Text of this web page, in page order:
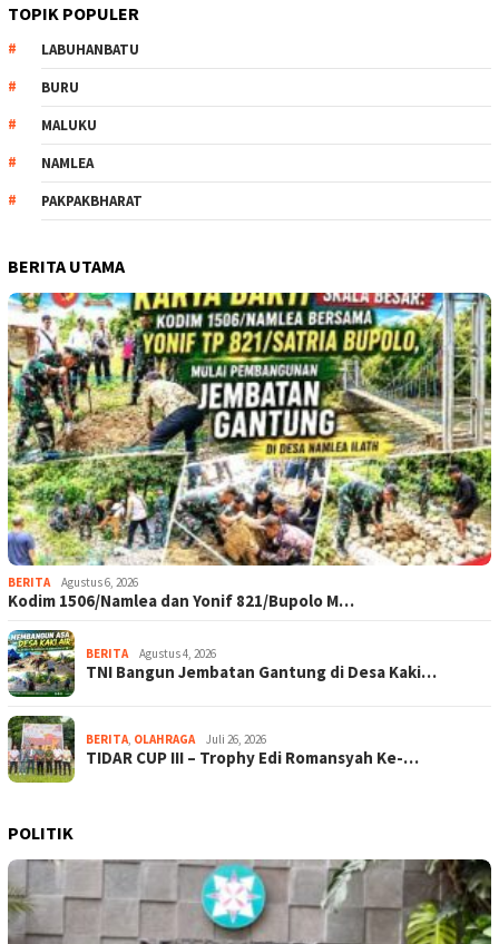
TOPIK POPULER
LABUHANBATU
BURU
MALUKU
NAMLEA
PAKPAKBHARAT
BERITA UTAMA
BERITA Agustus 6, 2026
Kodim 1506/Namlea dan Yonif 821/Bupolo M…
BERITA Agustus 4, 2026
TNI Bangun Jembatan Gantung di Desa Kaki…
BERITA, OLAHRAGA Juli 26, 2026
TIDAR CUP III – Trophy Edi Romansyah Ke-…
POLITIK